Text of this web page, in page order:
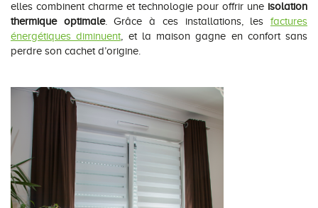
elles combinent charme et technologie pour offrir une isolation
thermique optimale. Grâce à ces installations, lesfactures
énergétiques diminuent , et la maison gagne en confort sans
perdre son cachet d’origine.